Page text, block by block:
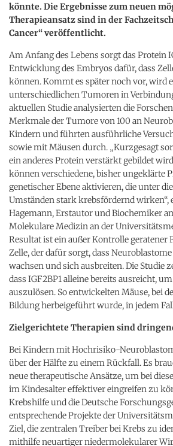
könnte. Die Ergebnisse zum neuen
Therapieansatz sind in der
Cancer“ veröffentlicht.
Am Anfang des Lebens sorgt das Protein
Entwicklung des Embryos dafür, dass
können. Kommt es später noch vor, wird
unterschiedlichen Tumoren in
aktuellen Studie analysierten die
Merkmale der Tumore von 100 an
Kindern und führten ausführliche
sowie mit Mäusen durch. „Kurzgesagt
ein anderes Protein verstärkt gebildet
können verschiedene, bisher ungeklärte
genetischer Ebene aktivieren, die unter
Umständen stark krebsfördernd wirken“,
Hagemann, Erstautor und Biochemiker
Molekulare Medizin an der
Resultat ist ein außer Kontrolle geratener
Zelle, der dafür sorgt, dass
wachsen und sich ausbreiten. Die Studie
dass IGF2BP1 alleine bereits ausreicht,
auszulösen. So entwickelten Mäuse, bei
Bildung herbeigeführt wurde, in jedem
Zielgerichtete Therapien sind
Bei Kindern mit Hochrisiko-
über der Hälfte zu einem Rückfall. Es
neue therapeutische Ansätze, um bei
im Kindesalter effektiver eingreifen zu
Krebshilfe und die Deutsche
entsprechende Projekte der
Ziel, die zentralen Treiber bei Krebs zu
mithilfe neuartiger niedermolekularer